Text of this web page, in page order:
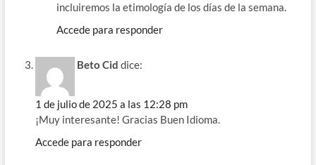
incluiremos la etimología de los días de la semana.
Accede para responder
Beto Cid dice:
1 de julio de 2025 a las 12:28 pm
¡Muy interesante! Gracias Buen Idioma.
Accede para responder